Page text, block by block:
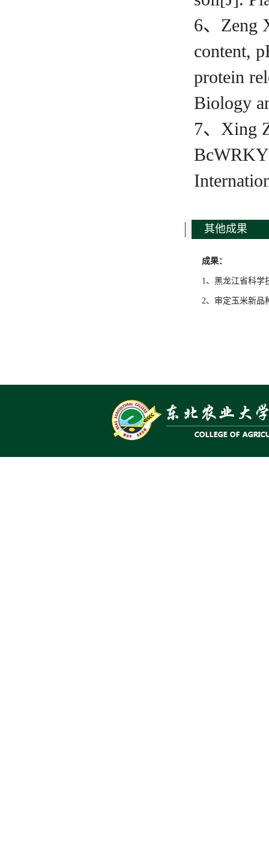
6、Zeng
content,
protein
Biology
7、Xing
其他成果
成果：
1、黑龙江省科学
2、审定玉米新品